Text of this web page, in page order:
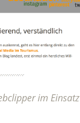
im Einsatz